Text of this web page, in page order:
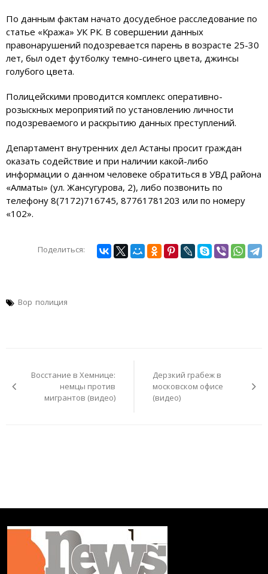
По данным фактам начато досудебное расследование по
статье «Кража» УК РК. В совершении данных
правонарушений подозревается парень в возрасте 25-30
лет, был одет футболку темно-синего цвета, джинсы
голубого цвета.
Полицейскими проводится комплекс оперативно-
розыскных мероприятий по установлению личности
подозреваемого и раскрытию данных преступлений.
Департамент внутренних дел Астаны просит граждан
оказать содействие и при наличии какой-либо
информации о данном человеке обратиться в УВД района
«Алматы» (ул. Жансугурова, 2), либо позвонить по
телефону 8(7172)716745, 87761781203 или по номеру
«102».
Поделиться:
Вор полиция
записямВосстание в Хемнице:
немцы против
мигрантов (видео)
Дерзкий грабеж в
московском офисе
(видео)